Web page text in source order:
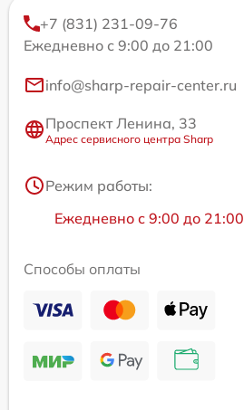
+7 (831) 231-09-76
Ежедневно с 9:00 до 21:00
info@sharp-repair-center.ru
Проспект Ленина, 33
Адрес сервисного центра Sharp
Режим работы:
Ежедневно с 9:00 до 21:00
Способы оплаты